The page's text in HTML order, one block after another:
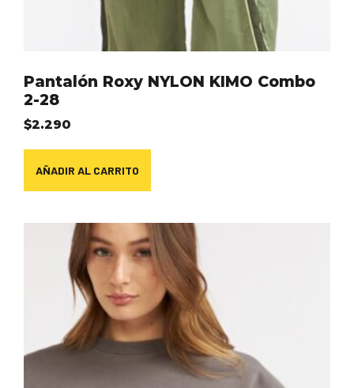
Pantalón Roxy NYLON KIMO Combo
2-28
$2.290
AÑADIR AL CARRITO